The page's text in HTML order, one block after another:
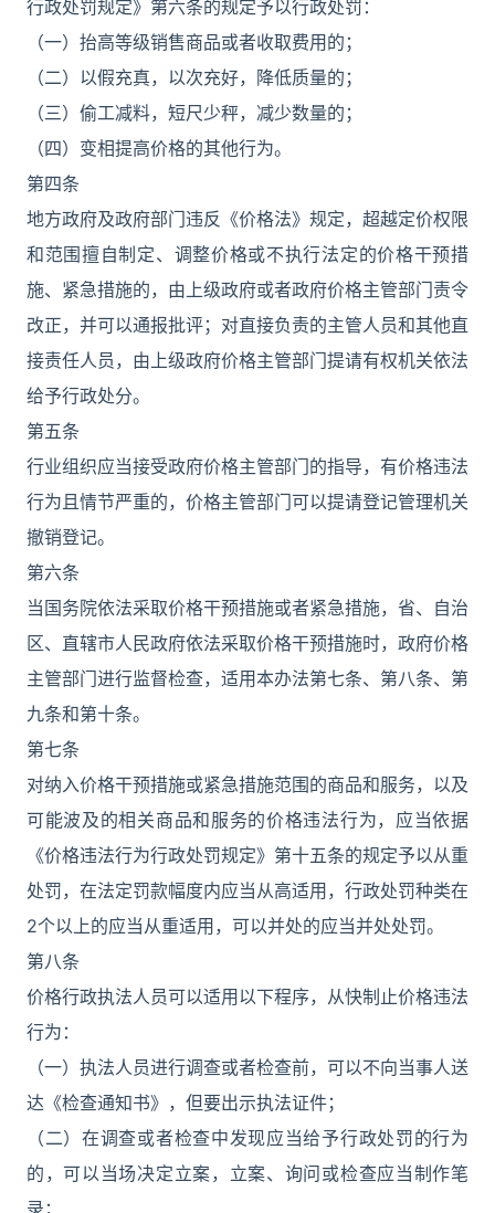
行政处罚规定》第六条的规定予以行政处罚：
（一）抬高等级销售商品或者收取费用的；
（二）以假充真，以次充好，降低质量的；
（三）偷工减料，短尺少秤，减少数量的；
（四）变相提高价格的其他行为。
第四条
地方政府及政府部门违反《价格法》规定，超越定价权限
和范围擅自制定、调整价格或不执行法定的价格干预措
施、紧急措施的，由上级政府或者政府价格主管部门责令
改正，并可以通报批评；对直接负责的主管人员和其他直
接责任人员，由上级政府价格主管部门提请有权机关依法
给予行政处分。
第五条
行业组织应当接受政府价格主管部门的指导，有价格违法
行为且情节严重的，价格主管部门可以提请登记管理机关
撤销登记。
第六条
当国务院依法采取价格干预措施或者紧急措施，省、自治
区、直辖市人民政府依法采取价格干预措施时，政府价格
主管部门进行监督检查，适用本办法第七条、第八条、第
九条和第十条。
第七条
对纳入价格干预措施或紧急措施范围的商品和服务，以及
可能波及的相关商品和服务的价格违法行为，应当依据
《价格违法行为行政处罚规定》第十五条的规定予以从重
处罚，在法定罚款幅度内应当从高适用，行政处罚种类在
2个以上的应当从重适用，可以并处的应当并处处罚。
第八条
价格行政执法人员可以适用以下程序，从快制止价格违法
行为：
（一）执法人员进行调查或者检查前，可以不向当事人送
达《检查通知书》，但要出示执法证件；
（二）在调查或者检查中发现应当给予行政处罚的行为
的，可以当场决定立案，立案、询问或检查应当制作笔
录；